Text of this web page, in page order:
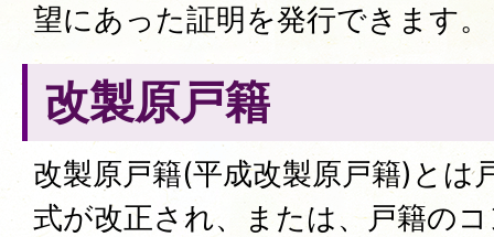
望にあった証明を発行できます。
改製原戸籍
改製原戸籍(平成改製原戸籍)とは
式が改正され、または、戸籍の